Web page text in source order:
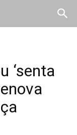
‘senta